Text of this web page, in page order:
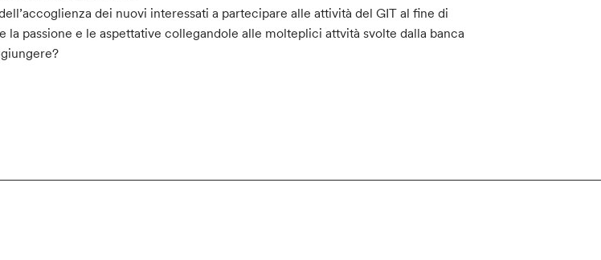
dei nuovi interessati a partecipare alle attività del GIT al fine di
la passione e le aspettative collegandole alle molteplici attvità svolte dalla banca